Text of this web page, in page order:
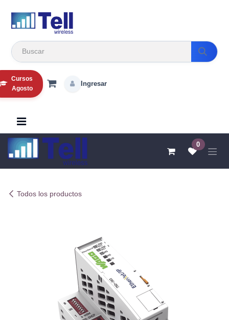
Cursos
Agosto
Ingresar
0
Todos los productos